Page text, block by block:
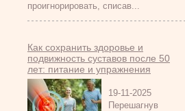
проигнорировать, списав...
Как сохранить здоровье и
подвижность суставов после 50
лет: питание и упражнения
19-11-2025
Перешагнув